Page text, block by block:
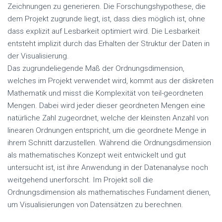
Zeichnungen zu generieren. Die Forschungshypothese, die
dem Projekt zugrunde liegt, ist, dass dies möglich ist, ohne
dass explizit auf Lesbarkeit optimiert wird. Die Lesbarkeit
entsteht implizit durch das Erhalten der Struktur der Daten in
der Visualisierung.
Das zugrundeliegende Maß der Ordnungsdimension,
welches im Projekt verwendet wird, kommt aus der diskreten
Mathematik und misst die Komplexität von teil-geordneten
Mengen. Dabei wird jeder dieser geordneten Mengen eine
natürliche Zahl zugeordnet, welche der kleinsten Anzahl von
linearen Ordnungen entspricht, um die geordnete Menge in
ihrem Schnitt darzustellen. Während die Ordnungsdimension
als mathematisches Konzept weit entwickelt und gut
untersucht ist, ist ihre Anwendung in der Datenanalyse noch
weitgehend unerforscht. Im Projekt soll die
Ordnungsdimension als mathematisches Fundament dienen,
um Visualisierungen von Datensätzen zu berechnen.